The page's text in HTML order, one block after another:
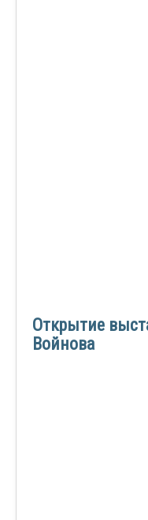
Открытие
Войнова